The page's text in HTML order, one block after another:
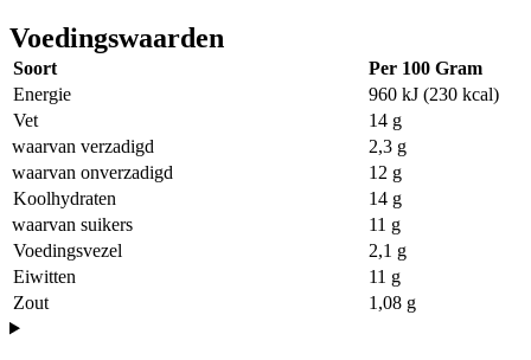
Voedingswaarden
Soort
Per 100 Gram
Energie
960 kJ (230 kcal)
Vet
14 g
waarvan verzadigd
2,3 g
waarvan onverzadigd
12 g
Koolhydraten
14 g
waarvan suikers
11 g
Voedingsvezel
2,1 g
Eiwitten
11 g
Zout
1,08 g